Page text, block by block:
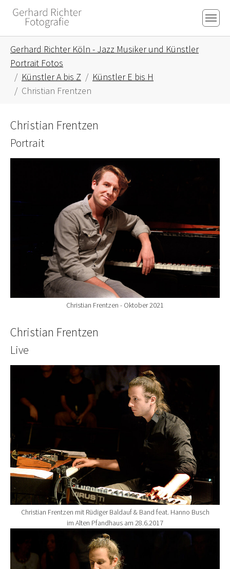
Skip to main content
Skip to page footer
Gerhard Richter Köln - Jazz Musiker und Künstler
Portrait Fotos
Künstler A bis Z
Künstler E bis H
Christian Frentzen
Christian Frentzen
Portrait
Show larger version for:
Christian Frentzen - Oktober 2021
Christian Frentzen
Live
Show larger version for:
Christian Frentzen mit Rüdiger Baldauf & Band feat. Hanno Busch
im Alten Pfandhaus am 28.6.2017
Show larger version for: